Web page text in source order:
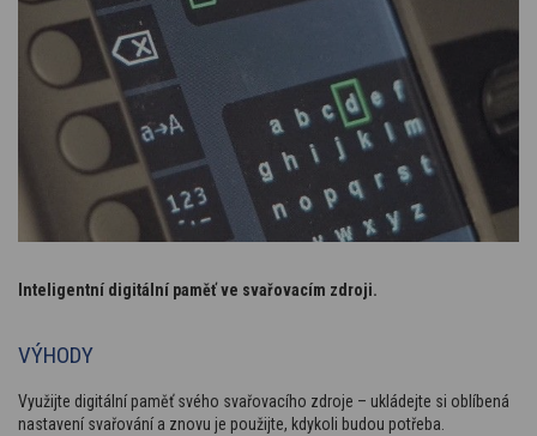
Inteligentní digitální paměť ve svařovacím zdroji.
VÝHODY
Využijte digitální paměť svého svařovacího zdroje – ukládejte si oblíbená
nastavení svařování a znovu je použijte, kdykoli budou potřeba.